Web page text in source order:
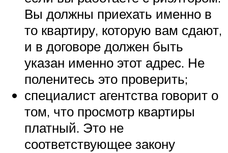
Вы должны приехать именно в
то квартиру, которую вам сдают,
и в договоре должен быть
указан именно этот адрес. Не
поленитесь это проверить;
специалист агентства говорит о
том, что просмотр квартиры
платный. Это не
соответствующее закону